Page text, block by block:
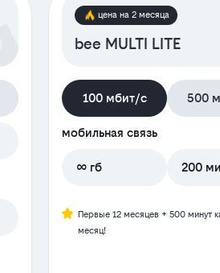
цена на 2 месяца
bee MULTI LITE
100 мбит/с 500
мобильная связь
∞ гб 200
Первые 12 месяцев + 500 минут
месяц!